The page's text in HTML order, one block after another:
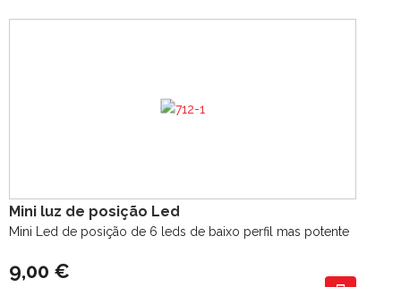
Mini luz de posição Led
Mini Led de posição de 6 leds de baixo perfil mas potente
9,00 €